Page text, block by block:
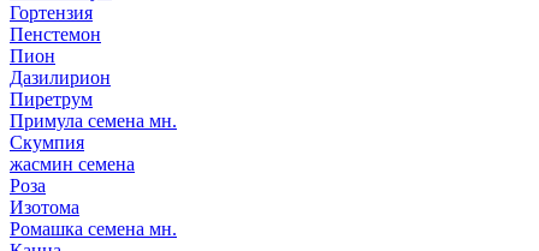
Гортензия
Пенстемон
Пион
Дазилирион
Пиретрум
Примула семена мн.
Скумпия
жасмин семена
Роза
Изотома
Ромашка семена мн.